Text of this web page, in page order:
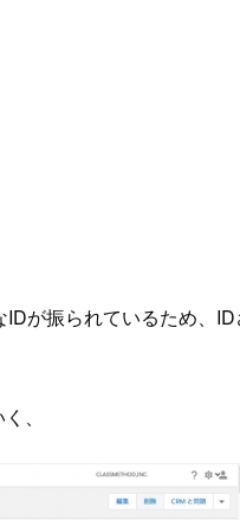
が振られているため、
、